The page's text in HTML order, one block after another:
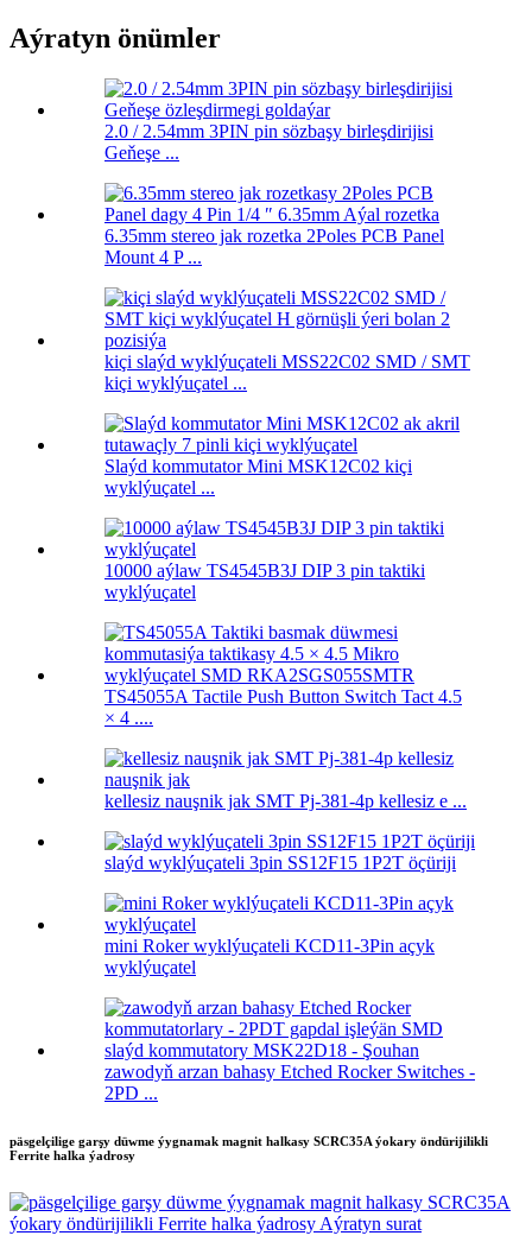
Aýratyn önümler
2.0 / 2.54mm 3PIN pin sözbaşy birleşdirijisi
Geňeşe ...
6.35mm stereo jak rozetka 2Poles PCB Panel
Mount 4 P ...
kiçi slaýd wyklýuçateli MSS22C02 SMD / SMT
kiçi wyklýuçatel ...
Slaýd kommutator Mini MSK12C02 kiçi
wyklýuçatel ...
10000 aýlaw TS4545B3J DIP 3 pin taktiki
wyklýuçatel
TS45055A Tactile Push Button Switch Tact 4.5
× 4 ....
kellesiz nauşnik jak SMT Pj-381-4p kellesiz e ...
slaýd wyklýuçateli 3pin SS12F15 1P2T öçüriji
mini Roker wyklýuçateli KCD11-3Pin açyk
wyklýuçatel
zawodyň arzan bahasy Etched Rocker Switches -
2PD ...
päsgelçilige garşy düwme ýygnamak magnit halkasy SCRC35A ýokary öndürijilikli
Ferrite halka ýadrosy